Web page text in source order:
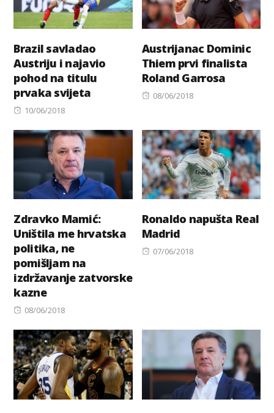
Brazil savladao
Austriju i najavio
pohod na titulu
prvaka svijeta
Posted
10/06/2018
Austrijanac Dominic
Thiem prvi finalista
Roland Garrosa
Posted
08/06/2018
Zdravko Mamić:
Uništila me hrvatska
politika, ne
pomišljam na
izdržavanje zatvorske
kazne
Posted
08/06/2018
Ronaldo napušta Real
Madrid
Posted
07/06/2018